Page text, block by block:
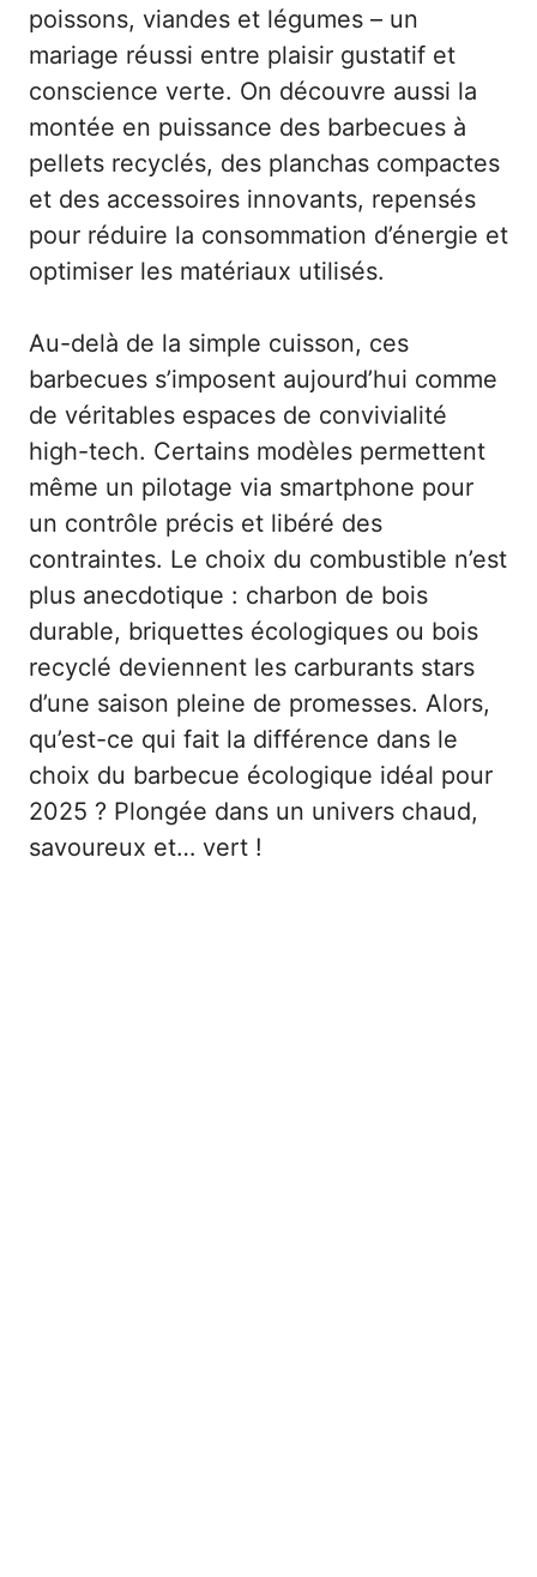
poissons, viandes et légumes – un
mariage réussi entre plaisir gustatif et
conscience verte. On découvre aussi la
montée en puissance des barbecues à
pellets recyclés, des planchas compactes
et des accessoires innovants, repensés
pour réduire la consommation d’énergie et
optimiser les matériaux utilisés.
Au-delà de la simple cuisson, ces
barbecues s’imposent aujourd’hui comme
de véritables espaces de convivialité
high-tech. Certains modèles permettent
même un pilotage via smartphone pour
un contrôle précis et libéré des
contraintes. Le choix du combustible n’est
plus anecdotique : charbon de bois
durable, briquettes écologiques ou bois
recyclé deviennent les carburants stars
d’une saison pleine de promesses. Alors,
qu’est-ce qui fait la différence dans le
choix du barbecue écologique idéal pour
2025 ? Plongée dans un univers chaud,
savoureux et… vert !